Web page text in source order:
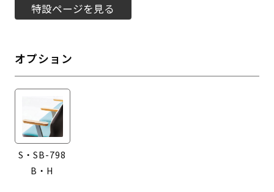
特設ページを見る
オプション
S・SB-798
B・H